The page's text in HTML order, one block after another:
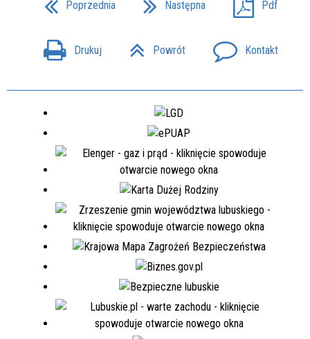
Poprzednia Następna Pdf
Drukuj Powrót Kontakt